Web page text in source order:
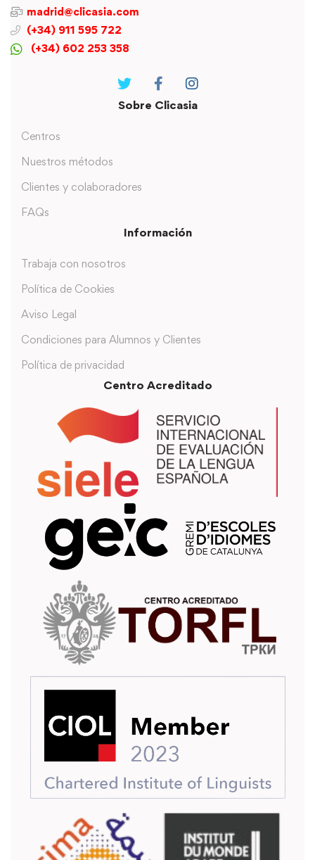
madrid@clicasia.com
(+34) 911 595 722
(+34) 602 253 358
Sobre Clicasia
Centros
Nuestros métodos
Clientes y colaboradores
FAQs
Información
Trabaja con nosotros
Política de Cookies
Aviso Legal
Condiciones para Alumnos y Clientes
Política de privacidad
Centro Acreditado